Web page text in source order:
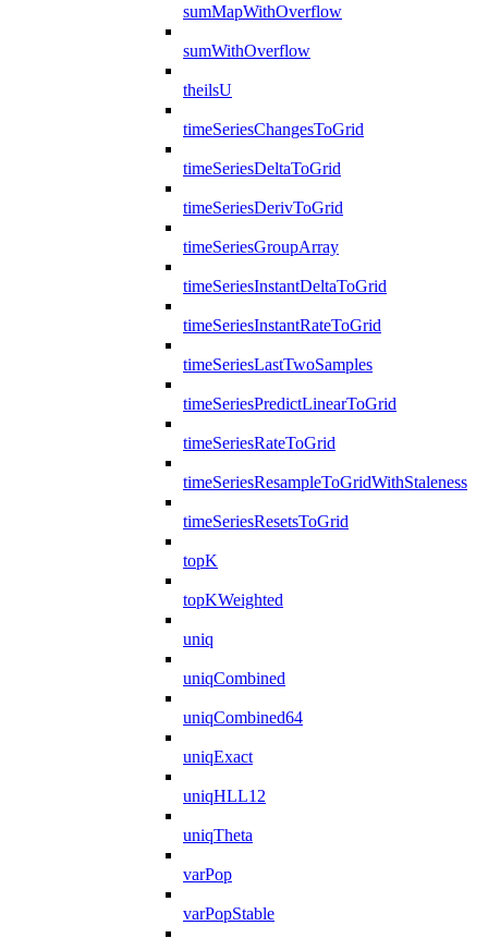
sumMapWithOverflow
sumWithOverflow
theilsU
timeSeriesChangesToGrid
timeSeriesDeltaToGrid
timeSeriesDerivToGrid
timeSeriesGroupArray
timeSeriesInstantDeltaToGrid
timeSeriesInstantRateToGrid
timeSeriesLastTwoSamples
timeSeriesPredictLinearToGrid
timeSeriesRateToGrid
timeSeriesResampleToGridWithStaleness
timeSeriesResetsToGrid
topK
topKWeighted
uniq
uniqCombined
uniqCombined64
uniqExact
uniqHLL12
uniqTheta
varPop
varPopStable